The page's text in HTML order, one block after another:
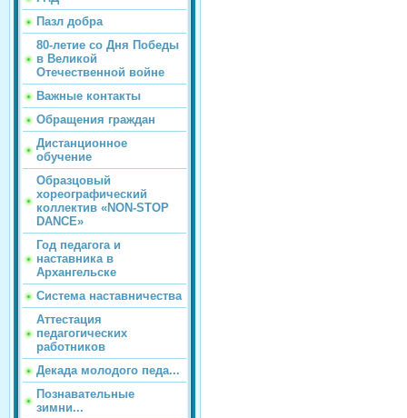
Пазл добра
80-летие со Дня Победы
в Великой
Отечественной войне
Важные контакты
Обращения граждан
Дистанционное
обучение
Образцовый
хореографический
коллектив «NON-STOP
DANCE»
Год педагога и
наставника в
Архангельске
Система наставничества
Аттестация
педагогических
работников
Декада молодого педа...
Познавательные
зимни...